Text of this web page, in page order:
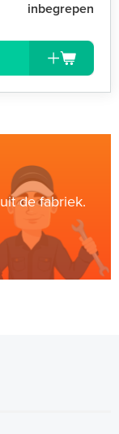
inbegrepen
de fabriek.